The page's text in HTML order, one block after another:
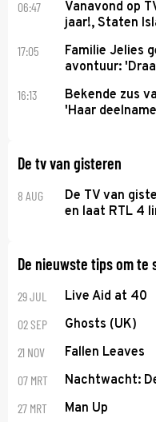
06:47
Vanavond op
jaar!, Staten
17:05
Familie Jelies
avontuur:
16:13
Bekende zus
'Haar
De tv van gisteren
8 AUG
De TV van
en laat RTL 4
De nieuwste tips om te
29 JUL Live Aid at 40
02 SEP Ghosts (UK)
21 NOV Fallen Leaves
07 MRT Nachtwacht:
27 MRT Man Up